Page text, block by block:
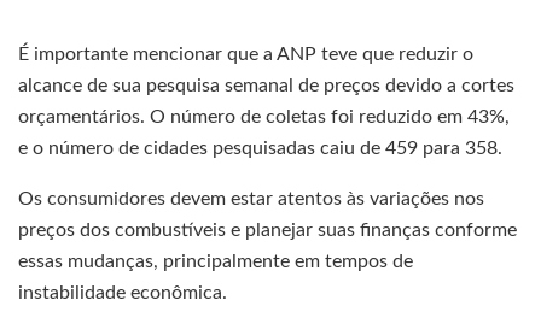
É importante mencionar que a ANP teve que reduzir o
alcance de sua pesquisa semanal de preços devido a cortes
orçamentários. O número de coletas foi reduzido em 43%,
e o número de cidades pesquisadas caiu de 459 para 358.
Os consumidores devem estar atentos às variações nos
preços dos combustíveis e planejar suas finanças conforme
essas mudanças, principalmente em tempos de
instabilidade econômica.